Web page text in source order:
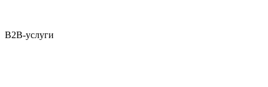
B2B-услуги